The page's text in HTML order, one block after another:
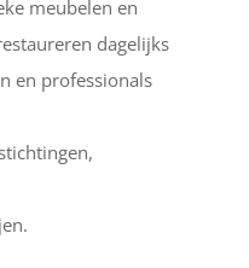
meubelen en
dagelijks
en professionals